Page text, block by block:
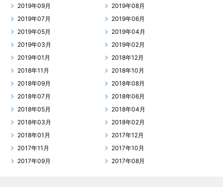
2019年09月
2019年08月
2019年07月
2019年06月
2019年05月
2019年04月
2019年03月
2019年02月
2019年01月
2018年12月
2018年11月
2018年10月
2018年09月
2018年08月
2018年07月
2018年06月
2018年05月
2018年04月
2018年03月
2018年02月
2018年01月
2017年12月
2017年11月
2017年10月
2017年09月
2017年08月